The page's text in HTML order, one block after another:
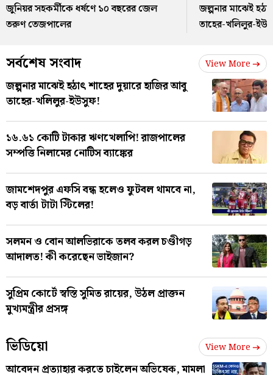
জুনিয়র সহকর্মীকে ধর্ষণে ১০ বছরের জেল
তরুণ তেজপালের
জল্পনার মাঝেই
তাহের-খলিলুর-
সর্বশেষ সংবাদ View More
জল্পনার মাঝেই হঠাৎ শাহের দুয়ারে হাজির আবু
তাহের-খলিলুর-ইউসুফ!
১৬.৬১ কোটি টাকার ঋণখেলাপি! রাজপালের
সম্পত্তি নিলামের নোটিস ব্যাঙ্কের
জামশেদপুর এফসি বন্ধ হলেও ফুটবল থামবে না,
বড় বার্তা টাটা স্টিলের!
সলমন ও বোন আলভিরাকে তলব করল চণ্ডীগড়
আদালত! কী করেছেন ভাইজান?
সুপ্রিম কোর্টে স্বস্তি সুমিত রায়ের, উঠল প্রাক্তন
মুখ্যমন্ত্রীর প্রসঙ্গ
ভিডিয়ো View More
আবেদন প্রত্যাহার করতে চাইলেন অভিষেক, মামলা